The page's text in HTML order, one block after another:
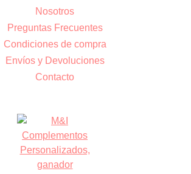
Nosotros
Preguntas Frecuentes
Condiciones de compra
Envíos y Devoluciones
Contacto